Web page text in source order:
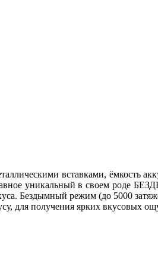
вставками, ёмкость
уникальный в своем роде
Бездымный режим (до 5000
для получения ярких вкусовых